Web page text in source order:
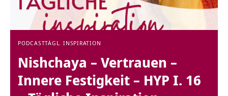
PODCASTTÄGL. INSPIRATION
Nishchaya – Vertrauen –
Innere Festigkeit – HYP I. 16